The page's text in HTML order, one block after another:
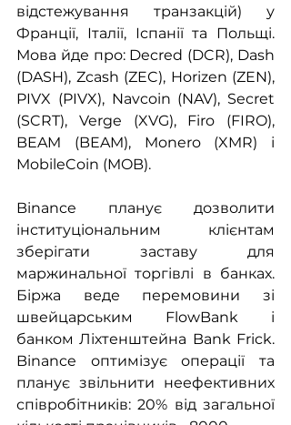
відстежування транзакцій) у
Франції, Італії, Іспанії та Польщі.
Мова йде про: Decred (DCR), Dash
(DASH), Zcash (ZEC), Horizen (ZEN),
PIVX (PIVX), Navcoin (NAV), Secret
(SCRT), Verge (XVG), Firo (FIRO),
BEAM (BEAM), Monero (XMR) і
MobileCoin (MOB).
Binance планує дозволити
інституціональним клієнтам
зберігати заставу для
маржинальної торгівлі в банках.
Біржа веде перемовини зі
швейцарським FlowBank і
банком Ліхтенштейна Bank Frick.
Binance оптимізує операції та
планує звільнити неефективних
співробітників: 20% від загальної